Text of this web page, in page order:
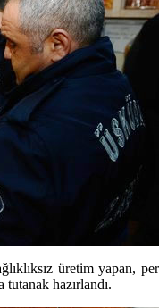
üretim yapan,
hazırlandı.